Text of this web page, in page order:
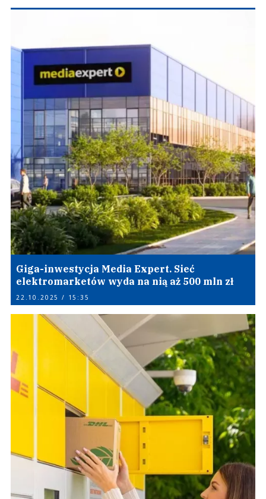
Giga-inwestycja Media Expert. Sieć
elektromarketów wyda na nią aż 500 mln zł
22.10.2025 / 15:35